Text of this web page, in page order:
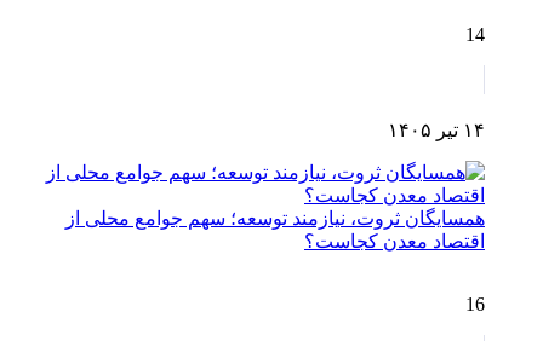
14
۱۴ تیر ۱۴۰۵
همسایگان ثروت، نیازمند توسعه؛ سهم جوامع محلی از
اقتصاد معدن کجاست؟
16